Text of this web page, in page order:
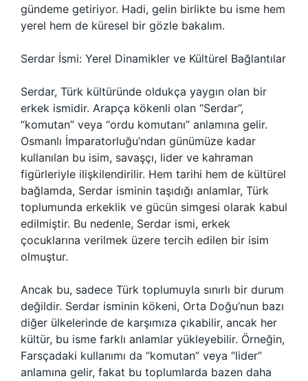
gündeme getiriyor. Hadi, gelin birlikte bu isme hem
yerel hem de küresel bir gözle bakalım.
Serdar İsmi: Yerel Dinamikler ve Kültürel Bağlantılar
Serdar, Türk kültüründe oldukça yaygın olan bir
erkek ismidir. Arapça kökenli olan “Serdar”,
“komutan” veya “ordu komutanı” anlamına gelir.
Osmanlı İmparatorluğu’ndan günümüze kadar
kullanılan bu isim, savaşçı, lider ve kahraman
figürleriyle ilişkilendirilir. Hem tarihi hem de kültürel
bağlamda, Serdar isminin taşıdığı anlamlar, Türk
toplumunda erkeklik ve gücün simgesi olarak kabul
edilmiştir. Bu nedenle, Serdar ismi, erkek
çocuklarına verilmek üzere tercih edilen bir isim
olmuştur.
Ancak bu, sadece Türk toplumuyla sınırlı bir durum
değildir. Serdar isminin kökeni, Orta Doğu’nun bazı
diğer ülkelerinde de karşımıza çıkabilir, ancak her
kültür, bu isme farklı anlamlar yükleyebilir. Örneğin,
Farsçadaki kullanımı da “komutan” veya “lider”
anlamına gelir, fakat bu toplumlarda bazen daha